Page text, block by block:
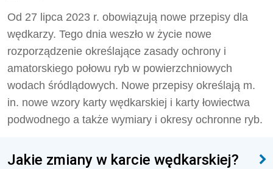
Od 27 lipca 2023 r. obowiązują nowe przepisy dla
wędkarzy. Tego dnia weszło w życie nowe
rozporządzenie określające zasady ochrony i
amatorskiego połowu ryb w powierzchniowych
wodach śródlądowych. Nowe przepisy określają m.
in. nowe wzory karty wędkarskiej i karty łowiectwa
podwodnego a także wymiary i okresy ochronne ryb.
Jakie zmiany w karcie wędkarskiej?